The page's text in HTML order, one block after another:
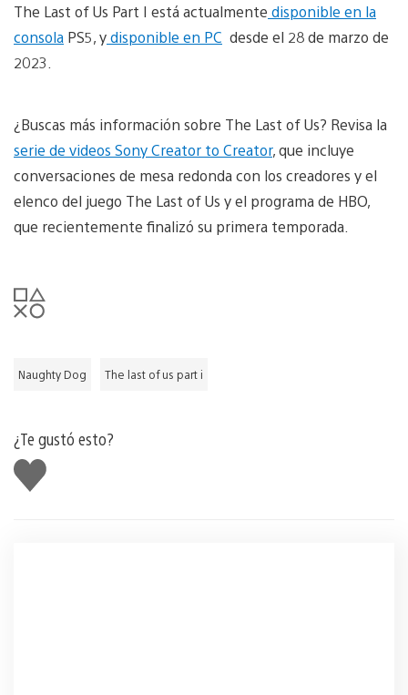
The Last of Us Part I está actualmente disponible en la
consola PS5, ydisponible en PC desde el 28 de marzo de
2023.
¿Buscas más información sobre The Last of Us? Revisa la
serie de videos Sony Creator to Creator, que incluye
conversaciones de mesa redonda con los creadores y el
elenco del juego The Last of Us y el programa de HBO,
que recientemente finalizó su primera temporada.
Naughty Dog The last of us part i
¿Te gustó esto?
Me
gusta